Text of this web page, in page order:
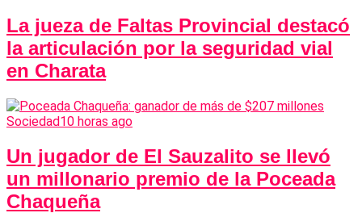
La jueza de Faltas Provincial destacó
la articulación por la seguridad vial
en Charata
Sociedad10 horas ago
Un jugador de El Sauzalito se llevó
un millonario premio de la Poceada
Chaqueña